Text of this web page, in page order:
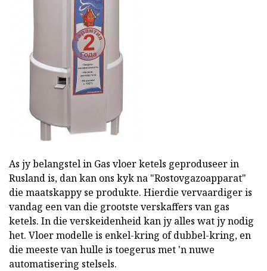
As jy belangstel in Gas vloer ketels geproduseer in
Rusland is, dan kan ons kyk na "Rostovgazoapparat"
die maatskappy se produkte. Hierdie vervaardiger is
vandag een van die grootste verskaffers van gas
ketels. In die verskeidenheid kan jy alles wat jy nodig
het. Vloer modelle is enkel-kring of dubbel-kring, en
die meeste van hulle is toegerus met 'n nuwe
automatisering stelsels.